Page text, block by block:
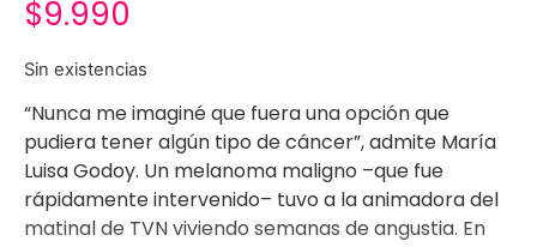
$9.990
Sin existencias
“Nunca me imaginé que fuera una opción que
pudiera tener algún tipo de cáncer”, admite María
Luisa Godoy. Un melanoma maligno –que fue
rápidamente intervenido– tuvo a la animadora del
matinal de TVN viviendo semanas de angustia. En